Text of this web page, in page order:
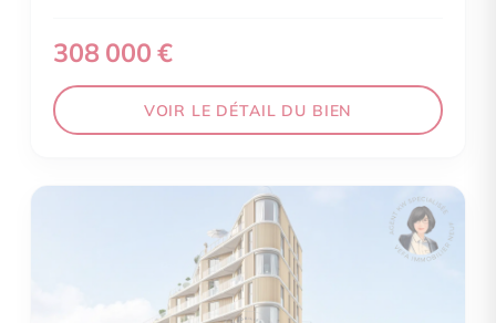
308 000 €
VOIR LE DÉTAIL DU BIEN